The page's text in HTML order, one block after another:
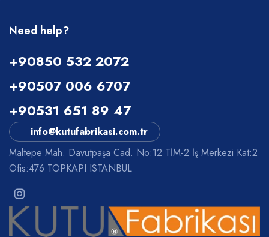
Need help?
+90850 532 2072
+90507 006 6707
+90531 651 89 47
info@kutufabrikasi.com.tr
Maltepe Mah. Davutpaşa Cad. No:12 TİM-2 İş Merkezi Kat:2
Ofis:476 TOPKAPI ISTANBUL